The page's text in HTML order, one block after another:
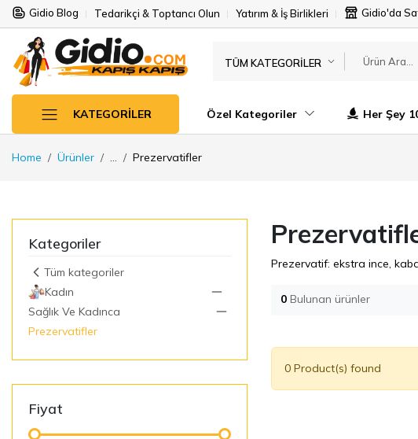
Gidio Blog Tedarikçi & Toptancı Olun Yatırım & İş Birlikleri Gidio'da
TÜM KATEGORILER
KATEGORILER Özel Kategoriler Her Şey
Home Ürünler Prezervatifler
Kategoriler
Tüm kategoriler
Kadın
Sağlık Ve Kadınca
Prezervatifler
Fiyat
Prezervatif: ekstra ince,
0 Bulunan ürünler
0 Product(s) found